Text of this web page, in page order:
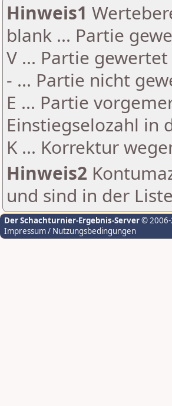
Hinweis1
blank ... Partie
V ... Partie
- ... Partie nicht
E ... Partie
Einstiegselozahl in
K ... Korrektur
Hinweis2
und sind in der
Der Schachturnier-Ergebnis-Server© 2006-
Impressum / Nutzungsbedingungen